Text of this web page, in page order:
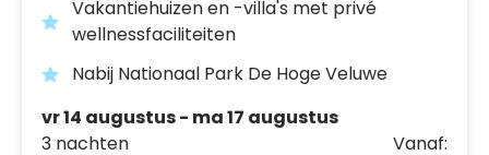
Vakantiehuizen en -villa's met privé
wellnessfaciliteiten
Nabij Nationaal Park De Hoge Veluwe
vr 14 augustus - ma 17 augustus
3 nachten
Vanaf: